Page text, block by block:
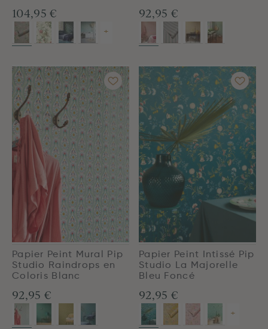
104,95 €
+
92,95 €
Papier Peint Mural Pip
Studio Raindrops en
Coloris Blanc
92,95 €
Papier Peint Intissé Pip
Studio La Majorelle
Bleu Foncé
92,95 €
+